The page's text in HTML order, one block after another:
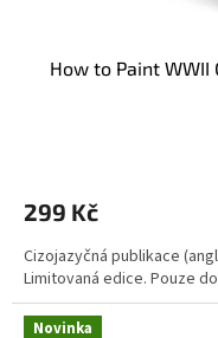
How to Paint WWII
299 Kč
Cizojazyčná publikace
Limitovaná edice. Pouze
Novinka